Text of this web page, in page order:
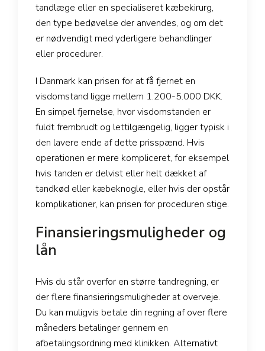
tandlæge eller en specialiseret kæbekirurg,
den type bedøvelse der anvendes, og om det
er nødvendigt med yderligere behandlinger
eller procedurer.
I Danmark kan prisen for at få fjernet en
visdomstand ligge mellem 1.200-5.000 DKK.
En simpel fjernelse, hvor visdomstanden er
fuldt frembrudt og lettilgængelig, ligger typisk i
den lavere ende af dette prisspænd. Hvis
operationen er mere kompliceret, for eksempel
hvis tanden er delvist eller helt dækket af
tandkød eller kæbeknogle, eller hvis der opstår
komplikationer, kan prisen for proceduren stige.
Finansieringsmuligheder og
lån
Hvis du står overfor en større tandregning, er
der flere finansieringsmuligheder at overveje.
Du kan muligvis betale din regning af over flere
måneders betalinger gennem en
afbetalingsordning med klinikken. Alternativt